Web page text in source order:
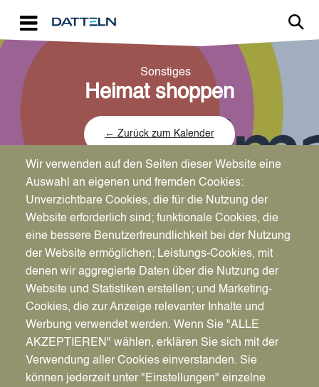
Sonstiges
Heimat shoppen
← Zurück zum Kalender
Datum
Fr., 12.09.2025
Ort
Innenstadt Datteln
45711 Datteln
Deutschland
Wir verwenden auf den Seiten dieser Website eine
Auswahl an eigenen und fremden Cookies:
Unverzichtbare Cookies, die für die Nutzung der
Website erforderlich sind; funktionale Cookies, die
eine bessere Benutzerfreundlichkeit bei der Nutzung
der Website ermöglichen; Leistungs-Cookies, mit
denen wir aggregierte Daten über die Nutzung der
Website und Statistiken erstellen; und Marketing-
Cookies, die zur Anzeige relevanter Inhalte und
Werbung verwendet werden. Wenn Sie "ALLE
AKZEPTIEREN" wählen, erklären Sie sich mit der
Verwendung aller Cookies einverstanden. Sie
können jederzeit unter "Einstellungen" einzelne